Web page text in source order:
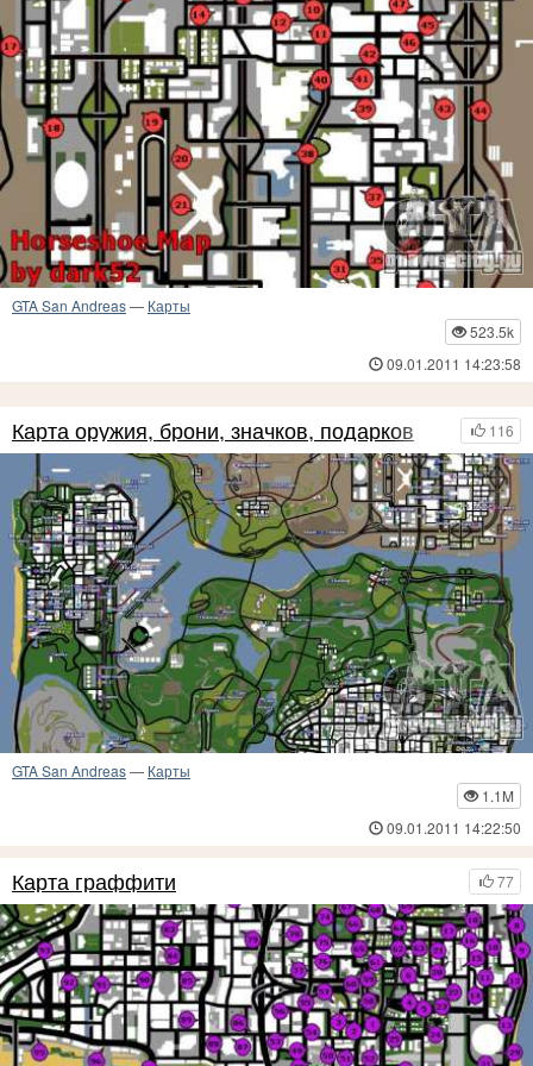
GTA San Andreas— Карты
523.5k
09.01.2011 14:23:58
116
Карта оружия, брони, значков, подарков
GTA San Andreas— Карты
1.1M
09.01.2011 14:22:50
77
Карта граффити